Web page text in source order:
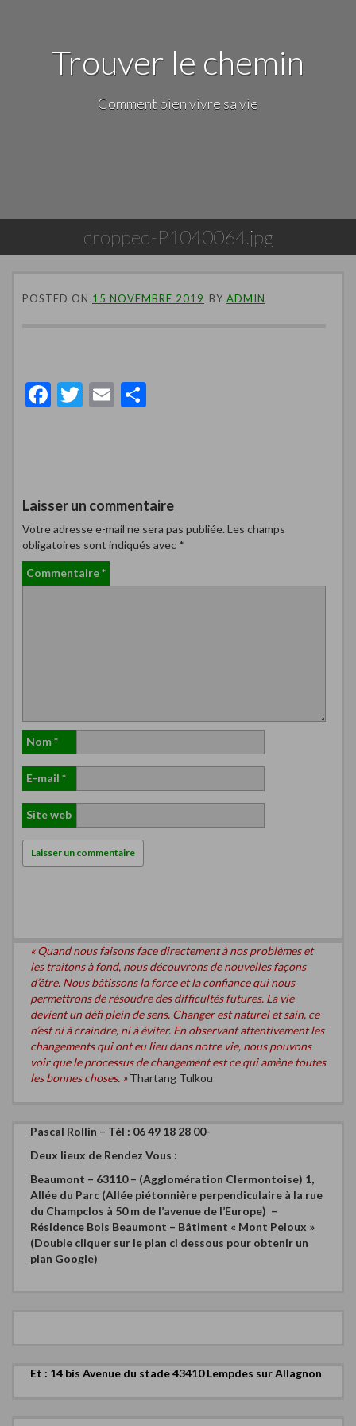
Trouver le chemin
Comment bien vivre sa vie
cropped-P1040064.jpg
POSTED ON 15 NOVEMBRE 2019 BY ADMIN
F
o
o
k
T
E
er
Laisser un commentaire
Votre adresse e-mail ne sera pas publiée. Les champs
obligatoires sont indiqués avec *
Commentaire*
Nom*
E-mail *
Site web
« Quand nous faisons face directement à nos problèmes et
les traitons à fond, nous découvrons de nouvelles façons
d’être. Nous bâtissons la force et la confiance qui nous
permettrons de résoudre des difficultés futures. La vie
devient un défi plein de sens. Changer est naturel et sain, ce
n’est ni à craindre, ni à éviter. En observant attentivement les
changements qui ont eu lieu dans notre vie, nous pouvons
voir que le processus de changement est ce qui amène toutes
les bonnes choses. »Thartang Tulkou
Pascal Rollin – Tél : 06 49 18 28 00-
Deux lieux de Rendez Vous :
Beaumont – 63110 – (Agglomération Clermontoise) 1,
Allée du Parc (Allée piétonnière perpendiculaire à la rue
du Champclos à 50 m de l’avenue de l’Europe) –
Résidence Bois Beaumont – Bâtiment « Mont Peloux »
(Double cliquer sur le plan ci dessous pour obtenir un
plan Google)
Et : 14 bis Avenue du stade 43410 Lempdes sur Allagnon